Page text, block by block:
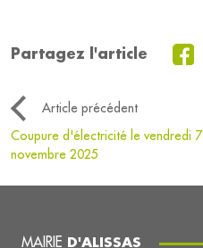
Partagez l'article
Article précédent
Coupure d'électricité le vendredi 7
novembre 2025
MAIRIE D'ALISSAS